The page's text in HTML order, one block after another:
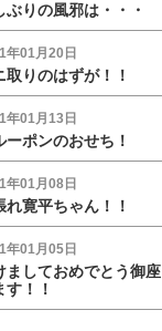
ぶりの風邪は・・・
年01月20日
取りのはずが！！
年01月13日
ーポンのおせち！
年01月08日
れ寛平ちゃん！！
年01月05日
ましておめでとう御座
す！！